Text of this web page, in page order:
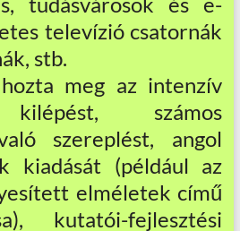
televízió csatornák
stb.
meg az intenzív
kilépést, számos
szereplést, angol
kiadását (például az
elméletek című
kutatói-fejlesztési